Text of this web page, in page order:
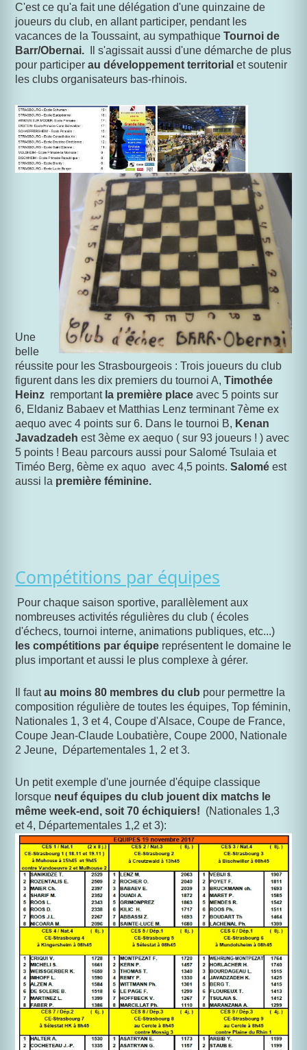
C'est ce qu'a fait une délégation d'une quinzaine de
joueurs du club, en allant participer, pendant les
vacances de la Toussaint, au sympathique Tournoi de
Barr/Obernai.
Il s'agissait aussi d'une démarche de plus
pour participer au développement territorial et soutenir
les clubs organisateurs bas-rhinois.
Une
belle
réussite pour les Strasbourgeois : Trois joueurs du club
figurent dans les dix premiers du tournoi A, Timothée
Heinz remportant la première place avec 5 points sur
6, Eldaniz Babaev et Matthias Lenz terminant 7ème ex
aequo avec 4 points sur 6. Dans le tournoi B, Kenan
Javadzadeh est 3ème ex aequo ( sur 93 joueurs ! ) avec
5 points ! Beau parcours aussi pour Salomé Tsulaia et
Timéo Berg, 6ème ex aquo avec 4,5 points. Salomé est
aussi la première féminine.
Compétitions par équipes
Pour chaque saison sportive, parallèlement aux
nombreuses activités régulières du club ( écoles
d'échecs, tournoi interne, animations publiques, etc...)
les compétitions par équipe représentent le domaine le
plus important et aussi le plus complexe à gérer.
Il fautau moins 80 membres du club pour permettre la
composition régulière de toutes les équipes, Top féminin,
Nationales 1, 3 et 4, Coupe d'Alsace, Coupe de France,
Coupe Jean-Claude Loubatière, Coupe 2000, Nationale
2 Jeune, Départementales 1, 2 et 3.
Un petit exemple d'une journée d'équipe classique
lorsque neuf équipes du club jouent dix matchs le
même week-end, soit 70 échiquiers! (Nationales 1,3
et 4, Départementales 1,2 et 3):